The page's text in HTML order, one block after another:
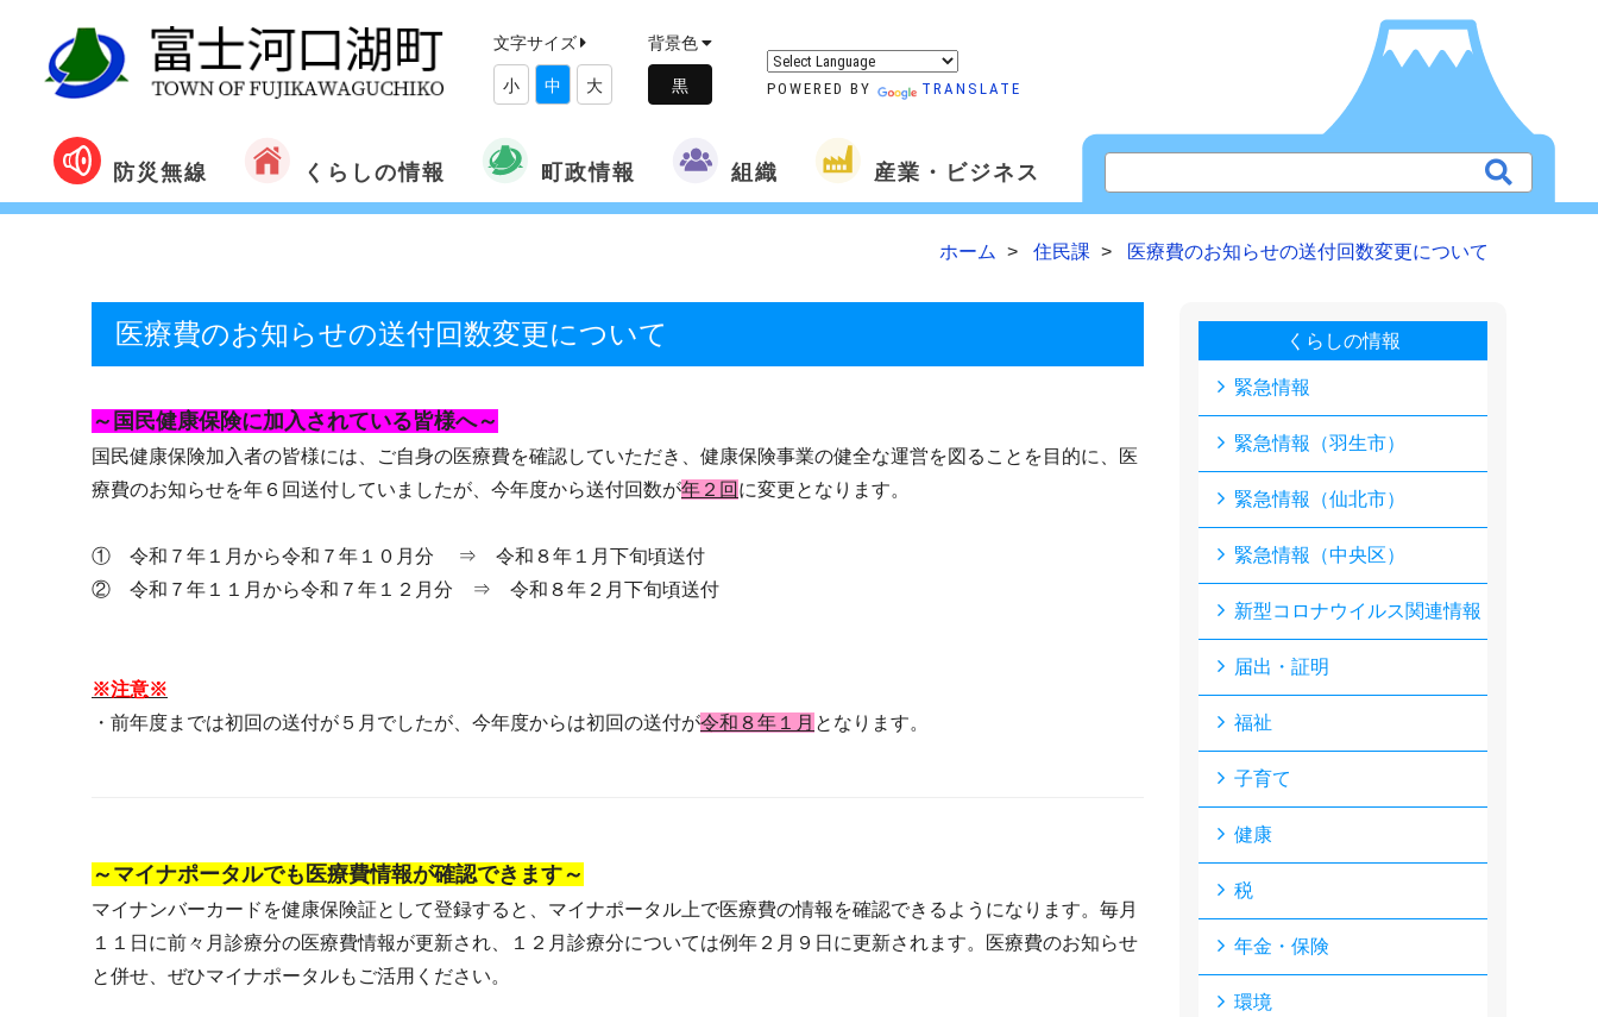
文字サイズ
小 中 大
背景色
POWERED BY TRANSLATE
防災無線 くらしの情報 町政情報 組織 産業・ビジネス
ホーム 住民課 医療費のお知らせの送付回数変更について
医療費のお知らせの送付回数変更について
～国民健康保険に加入されている皆様へ～
国民健康保険加入者の皆様には、ご自身の医療費を確認していただき、健康保険事業の健全な運営を図ることを目的に、医
療費のお知らせを年６回送付していましたが、今年度から送付回数が年 ２回 に変更となります。
① 令和７年１月から令和７年１０月分 ⇒ 令和８年１月下旬頃送付
② 令和７年１１月から令和７年１２月分 ⇒ 令和８年２月下旬頃送付
※注意※
・前年度までは初回の送付が５月でしたが、今年度からは初回の送付が令和８年１月 となります。
～マイナポータルでも医療費情報が確認できます～
マイナンバーカードを健康保険証として登録すると、マイナポータル上で医療費の情報を確認できるようになります。毎月
１１日に前々月診療分の医療費情報が更新され、１２月診療分については例年２月９日に更新されます。医療費のお知らせ
と併せ、ぜひマイナポータルもご活用ください。
くらしの情報
緊急情報
緊急情報（羽生市）
緊急情報（仙北市）
緊急情報（中央区）
新型コロナウイルス関連情報
届出・証明
福祉
子育て
健康
税
年金・保険
環境